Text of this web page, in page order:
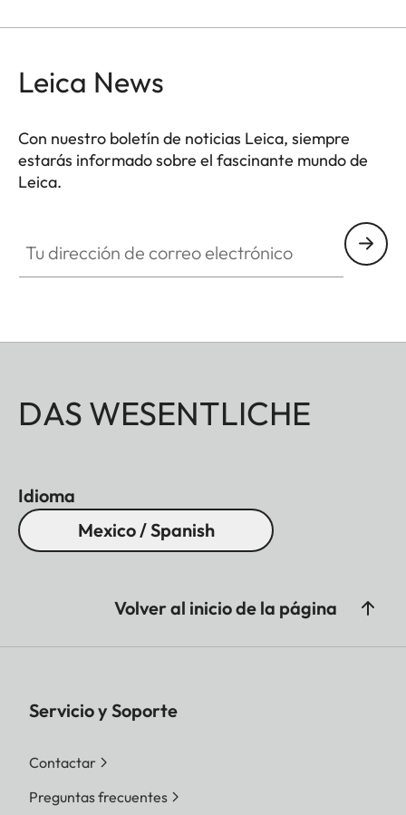
Leica News
Con nuestro boletín de noticias Leica, siempre
estarás informado sobre el fascinante mundo de
Leica.
DAS WESENTLICHE
Idioma
Mexico / Spanish
Volver al inicio de la página
Servicio y Soporte
Contactar
Preguntas frecuentes